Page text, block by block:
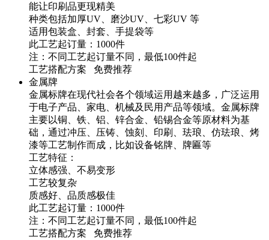
能让印刷品更现精美
种类包括加厚UV、磨沙UV、七彩UV 等
适用包装盒、封套、手提袋等
此工艺起订量：1000件
注：不同工艺起订量不同，最低100件起
工艺搭配方案 免费推荐
金属牌
金属标牌在现代社会各个领域运用越来越多，广泛运用
于电子产品、家电、机械及民用产品等领域。金属标牌
主要以铜、铁、铝、锌合金、铅锡合金等原材料为基
础，通过冲压、压铸、蚀刻、印刷、珐琅、仿珐琅、烤
漆等工艺制作而成，比如设备铭牌、牌匾等
工艺特征：
立体感强、不易变形
工艺较复杂
质感好、品质感极佳
此工艺起订量：1000件
注：不同工艺起订量不同，最低100件起
工艺搭配方案 免费推荐